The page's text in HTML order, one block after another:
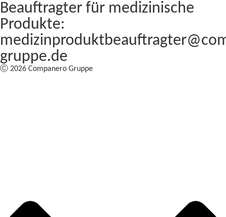
Beauftragter für medizinische
Produkte:
gruppe.de
Ⓒ 2026 Companero Gruppe